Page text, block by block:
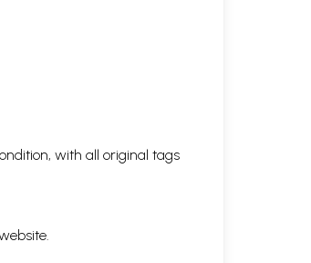
with all original tags